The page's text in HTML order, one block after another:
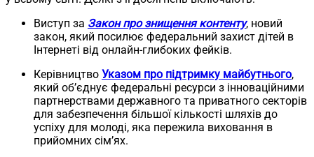
Виступ за Закон про знищення контенту, новий
закон, який посилює федеральний захист дітей в
Інтернеті від онлайн-глибоких фейків.
Керівництво Указом про підтримку майбутнього,
який об’єднує федеральні ресурси з інноваційними
партнерствами державного та приватного секторів
для забезпечення більшої кількості шляхів до
успіху для молоді, яка пережила виховання в
прийомних сім’ях.